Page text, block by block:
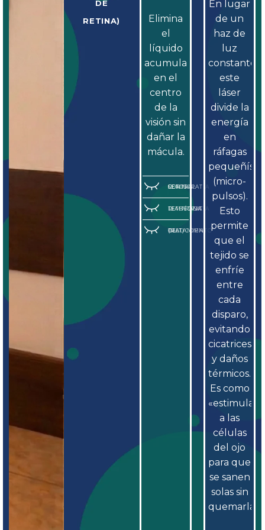
DE
RETINA)
Elimina
el
líquido
acumulado
en el
centro
de la
visión sin
dañar la
mácula.
CORIO-RETINOPATÍA SEROSA CENTRAL
RETINOPATÍA DIABÉTICA TEMPRANA
TRATAMIENTO DE GLAUCOMA (MLT)
En lugar
de un
haz de
luz
constante,
este
láser
divide la
energía
en
ráfagas
(micro-
pulsos).
Esto
permite
que el
tejido se
enfríe
entre
cada
disparo,
evitando
cicatrices
y daños
térmicos.
Es como
«estimular»
a las
células
del ojo
para que
se sanen
solas sin
quemarlas.